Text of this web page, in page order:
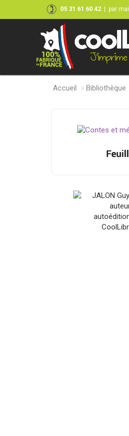
05 31 61 60 42 par mail
Accueil Bibliothèque